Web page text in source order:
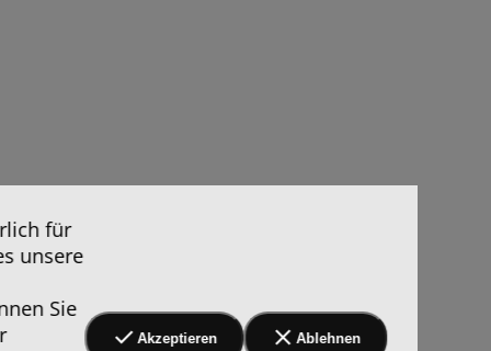
für
unsere
Sie
Akzeptieren Ablehnen